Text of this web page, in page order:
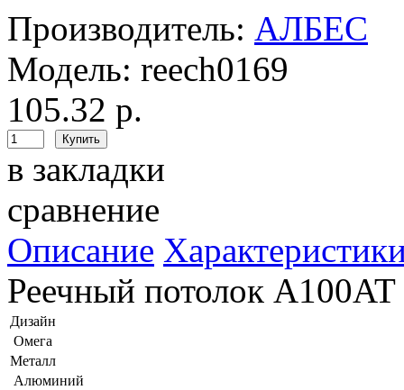
Производитель: АЛБЕС
Модель: reech0169
105.32 р.
в закладки
сравнение
Описание
Реечный потолок
Дизайн
Омега
Металл
Алюминий